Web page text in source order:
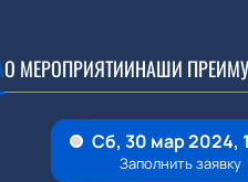
О МЕРОПРИЯТИИНАШИ